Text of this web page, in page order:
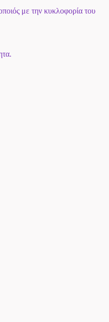
με την κυκλοφορία του